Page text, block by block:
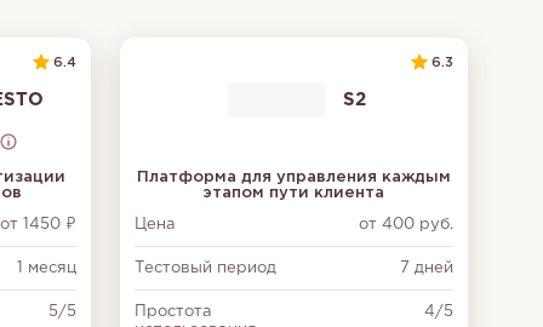
6.4
от 1450 ₽
1 месяц
5/5
6.3
S2
Платформа для управления каждым
этапом пути клиента
Цена от 400 руб.
Тестовый период 7 дней
Простота
4/5